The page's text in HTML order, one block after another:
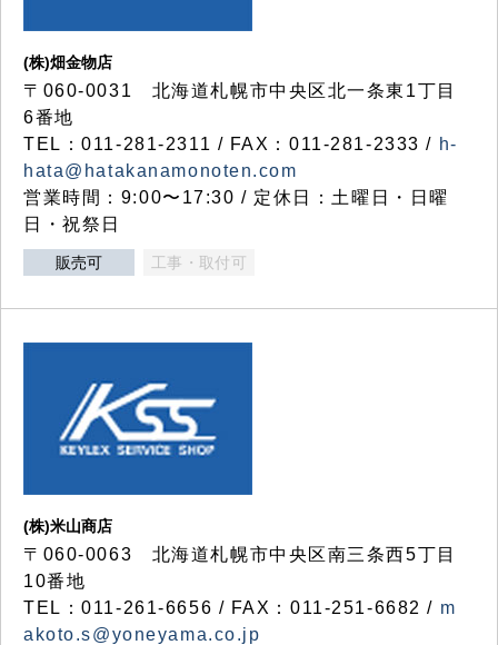
(株)畑金物店
〒060-0031 北海道札幌市中央区北一条東1丁目
6番地
TEL：011-281-2311 / FAX：011-281-2333 / h-
hata@hatakanamonoten.com
営業時間：9:00〜17:30 / 定休日：土曜日・日曜
日・祝祭日
販売可 工事・取付可
(株)米山商店
〒060-0063 北海道札幌市中央区南三条西5丁目
10番地
TEL：011-261-6656 / FAX：011-251-6682 / m
akoto.s@yoneyama.co.jp